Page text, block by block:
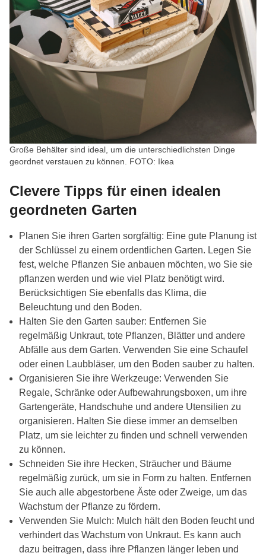
Große Behälter sind ideal, um die unterschiedlichsten Dinge
geordnet verstauen zu können. FOTO: Ikea
Clevere Tipps für einen idealen
geordneten Garten
Planen Sie ihren Garten sorgfältig: Eine gute Planung ist
der Schlüssel zu einem ordentlichen Garten. Legen Sie
fest, welche Pflanzen Sie anbauen möchten, wo Sie sie
pflanzen werden und wie viel Platz benötigt wird.
Berücksichtigen Sie ebenfalls das Klima, die
Beleuchtung und den Boden.
Halten Sie den Garten sauber: Entfernen Sie
regelmäßig Unkraut, tote Pflanzen, Blätter und andere
Abfälle aus dem Garten. Verwenden Sie eine Schaufel
oder einen Laubbläser, um den Boden sauber zu halten.
Organisieren Sie ihre Werkzeuge: Verwenden Sie
Regale, Schränke oder Aufbewahrungsboxen, um ihre
Gartengeräte, Handschuhe und andere Utensilien zu
organisieren. Halten Sie diese immer an demselben
Platz, um sie leichter zu finden und schnell verwenden
zu können.
Schneiden Sie ihre Hecken, Sträucher und Bäume
regelmäßig zurück, um sie in Form zu halten. Entfernen
Sie auch alle abgestorbene Äste oder Zweige, um das
Wachstum der Pflanze zu fördern.
Verwenden Sie Mulch: Mulch hält den Boden feucht und
verhindert das Wachstum von Unkraut. Es kann auch
dazu beitragen, dass ihre Pflanzen länger leben und